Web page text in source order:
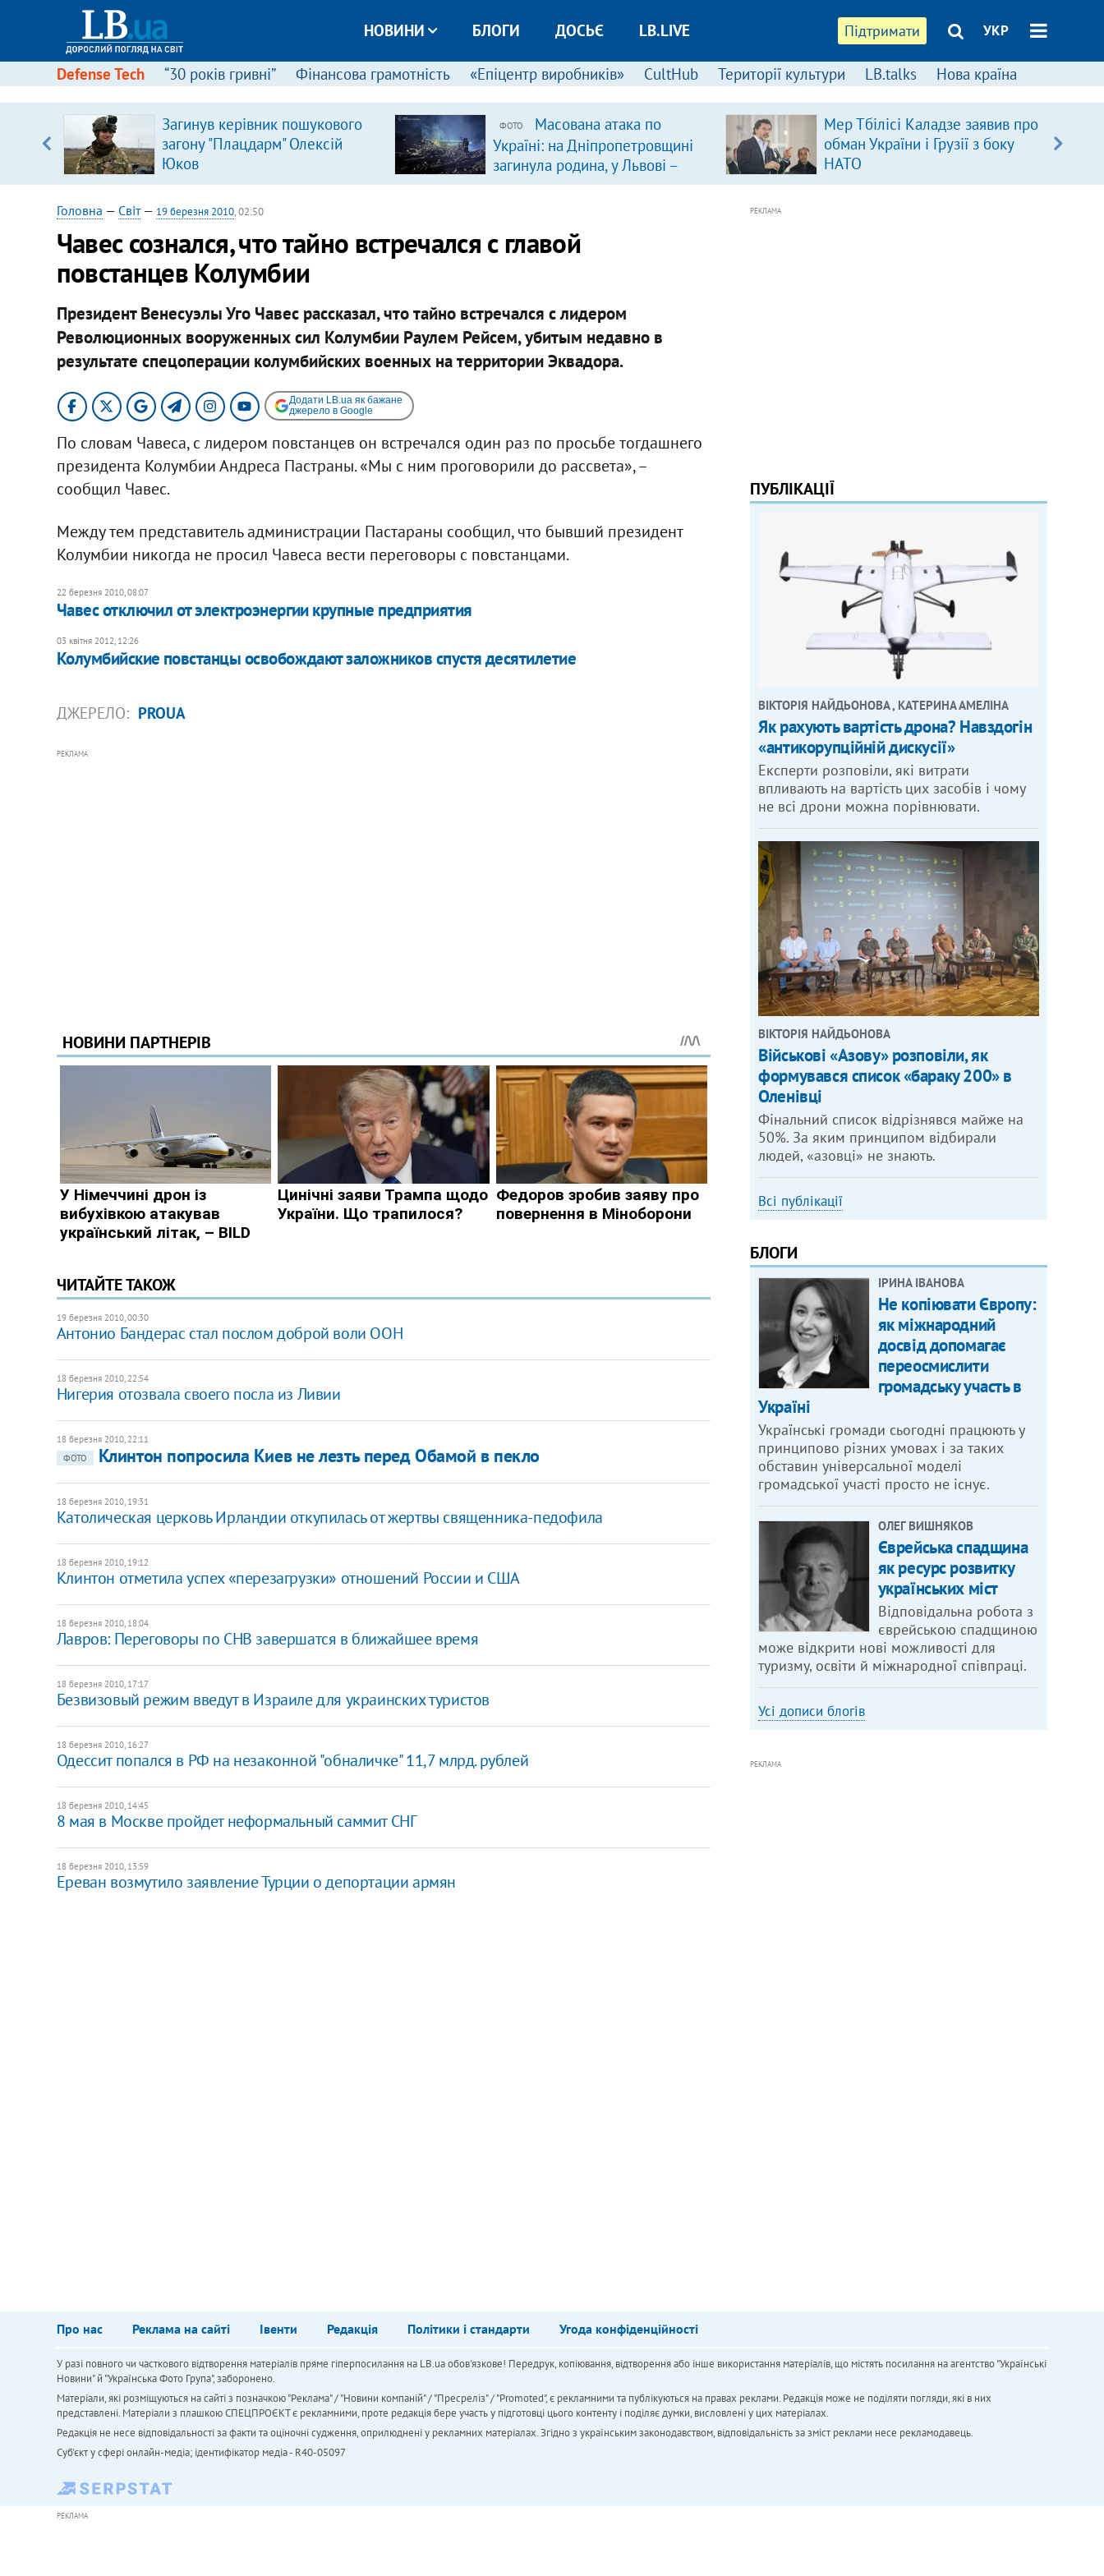
Підтримати УКР
НОВИНИ БЛОГИ ДОСЬЄ LB.LIVE
Defense Tech “30 років гривні” Фінансова грамотність «Епіцентр виробників» CultHub Території культури LB.talks Нова країна
Загинув керівник пошукового
загону "Плацдарм" Олексій
Юков
ФОТО
Масована атака по
Україні: на Дніпропетровщині
загинула родина, у Львові –
удар по багатоповерхівках
Мер Тбілісі Каладзе заявив про
обман України і Грузії з боку
НАТО
Головна — Світ— 19 березня 2010, 02:50
Чавес сознался, что тайно встречался с главой
повстанцев Колумбии
Президент Венесуэлы Уго Чавес рассказал, что тайно встречался с лидером
Революционных вооруженных сил Колумбии Раулем Рейсем, убитым недавно в
результате спецоперации колумбийских военных на территории Эквадора.
Додати LB.ua як бажане
джерело в Google
По словам Чавеса, с лидером повстанцев он встречался один раз по просьбе тогдашнего
президента Колумбии Андреса Пастраны. «Мы с ним проговорили до рассвета», –
сообщил Чавес.
Между тем представитель администрации Пастараны сообщил, что бывший президент
Колумбии никогда не просил Чавеса вести переговоры с повстанцами.
22 березня 2010, 08:07
Чавес отключил от электроэнергии крупные предприятия
03 квітня 2012, 12:26
​Колумбийские повстанцы освобождают заложников спустя десятилетие
ДЖЕРЕЛО: PROUA
РЕКЛАМА
ЧИТАЙТЕ ТАКОЖ
19 березня 2010, 00:30
Антонио Бандерас стал послом доброй воли ООН
18 березня 2010, 22:54
Нигерия отозвала своего посла из Ливии
18 березня 2010, 22:11
ФОТО
Клинтон попросила Киев не лезть перед Обамой в пекло
18 березня 2010, 19:31
Католическая церковь Ирландии откупилась от жертвы священника-педофила
18 березня 2010, 19:12
Клинтон отметила успех «перезагрузки» отношений России и США
18 березня 2010, 18:04
Лавров: Переговоры по СНВ завершатся в ближайшее время
18 березня 2010, 17:17
Безвизовый режим введут в Израиле для украинских туристов
18 березня 2010, 16:27
Одессит попался в РФ на незаконной "обналичке" 11,7 млрд. рублей
18 березня 2010, 14:45
8 мая в Москве пройдет неформальный саммит СНГ
18 березня 2010, 13:59
Ереван возмутило заявление Турции о депортации армян
РЕКЛАМА
ПУБЛІКАЦІЇ
ВІКТОРІЯ НАЙДЬОНОВА , КАТЕРИНА АМЕЛІНА
Як рахують вартість дрона? Навздогін
«антикорупційній дискусії»
Експерти розповіли, які витрати
впливають на вартість цих засобів і чому
не всі дрони можна порівнювати.
ВІКТОРІЯ НАЙДЬОНОВА
Військові «Азову» розповіли, як
формувався список «бараку 200» в
Оленівці
Фінальний список відрізнявся майже на
50%. За яким принципом відбирали
людей, «азовці» не знають.
Всі публікації
БЛОГИ
ІРИНА ІВАНОВА
Не копіювати Європу:
як міжнародний
досвід допомагає
переосмислити
громадську участь в
Україні
Українські громади сьогодні працюють у
принципово різних умовах і за таких
обставин універсальної моделі
громадської участі просто не існує.
ОЛЕГ ВИШНЯКОВ
Єврейська спадщина
як ресурс розвитку
українських міст
Відповідальна робота з
єврейською спадщиною
може відкрити нові можливості для
туризму, освіти й міжнародної співпраці.
Усі дописи блогів
РЕКЛАМА
Про нас Реклама на сайті Івенти Редакція Політики і стандарти Угода конфіденційності
У разі повного чи часткового відтворення матеріалів пряме гіперпосилання на LB.ua обов'язкове! Передрук, копіювання, відтворення або інше використання матеріалів, що містять посилання на агентство "Українськi
Новини" й "Українська Фото Група", заборонено.
Матеріали, які розміщуються на сайті з позначкою "Реклама" / "Новини компаній" / "Пресреліз" / "Promoted", є рекламними та публікуються на правах реклами. Редакція може не поділяти погляди, які в них
представлені. Матеріали з плашкою СПЕЦПРОЄКТ є рекламними, проте редакція бере участь у підготовці цього контенту і поділяє думки, висловлені у цих матеріалах.
Редакція не несе відповідальності за факти та оціночні судження, оприлюднені у рекламних матеріалах. Згідно з українським законодавством, відповідальність за зміст реклами несе рекламодавець.
Cуб'єкт у сфері онлайн-медіа; ідентифікатор медіа - R40-05097
РЕКЛАМА